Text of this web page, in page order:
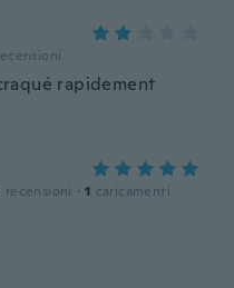
rapidement
recensioni · 1 caricamenti